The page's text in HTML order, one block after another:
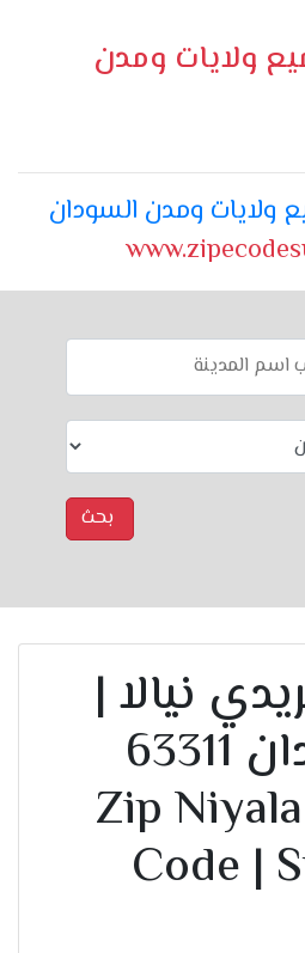
ولايات ومدن
ولايات ومدن السودان
نيالا |
السودان 63311
Zip
Code |